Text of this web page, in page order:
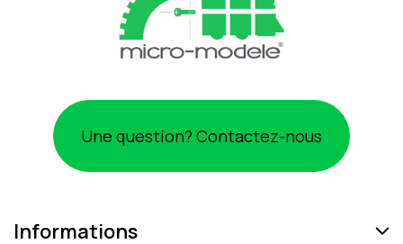
Une question? Contactez-nous
Informations